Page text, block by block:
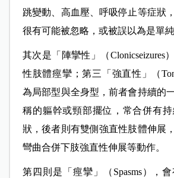
跳變動、高血壓、呼吸停止等症狀
很有可能被忽略，或被誤以為是單純
其次是「陣攣性」（Clonicseizures
性肢體痙攣；第三「強直性」（
為局部型與全身型，前者會持續的
稱的軀幹或頸部擺位，常合併有
狀，後者則有雙側強直性肢體伸展
彎曲合併下肢強直性伸展等動作。
第四則是「痙攣」（Spasms），